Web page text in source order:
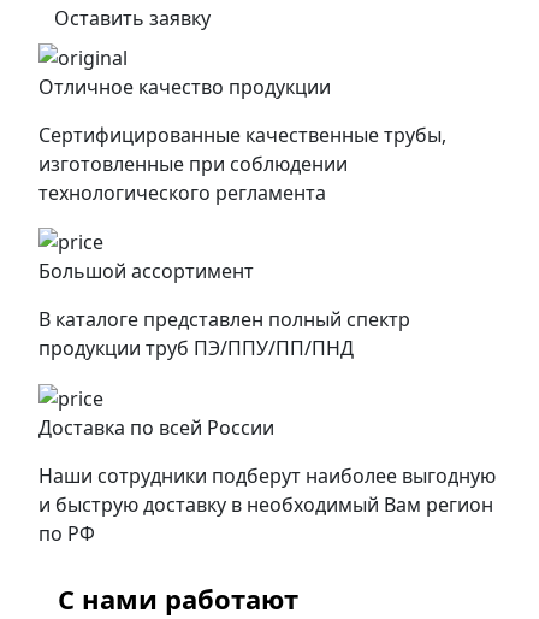
Оставить заявку
Отличное качество продукции
Сертифицированные качественные трубы,
изготовленные при соблюдении
технологического регламента
Большой ассортимент
В каталоге представлен полный спектр
продукции труб ПЭ/ППУ/ПП/ПНД
Доставка по всей России
Наши сотрудники подберут наиболее выгодную
и быструю доставку в необходимый Вам регион
по РФ
С нами работают